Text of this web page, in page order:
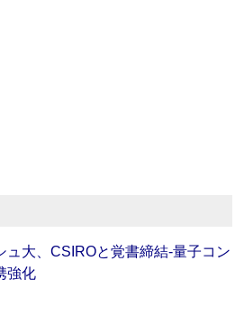
ュ大、CSIROと覚書締結‐量子コン
強化